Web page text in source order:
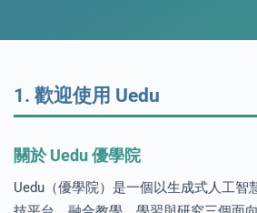
1. 歡迎使用 Uedu
關於 Uedu 優學院
Uedu（優學院）是一個以生成式人工智